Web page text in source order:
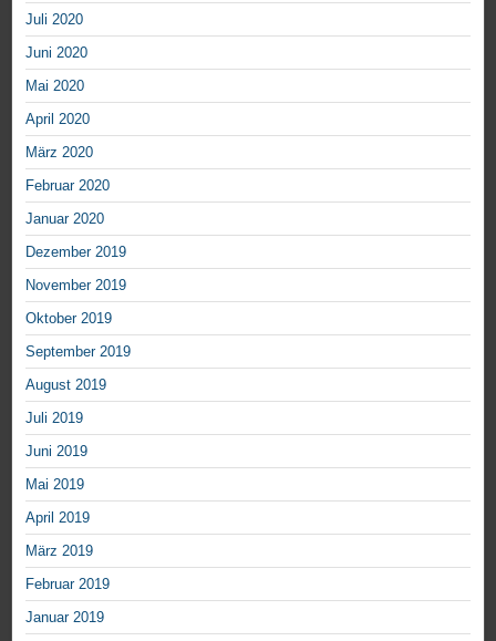
Juli 2020
Juni 2020
Mai 2020
April 2020
März 2020
Februar 2020
Januar 2020
Dezember 2019
November 2019
Oktober 2019
September 2019
August 2019
Juli 2019
Juni 2019
Mai 2019
April 2019
März 2019
Februar 2019
Januar 2019